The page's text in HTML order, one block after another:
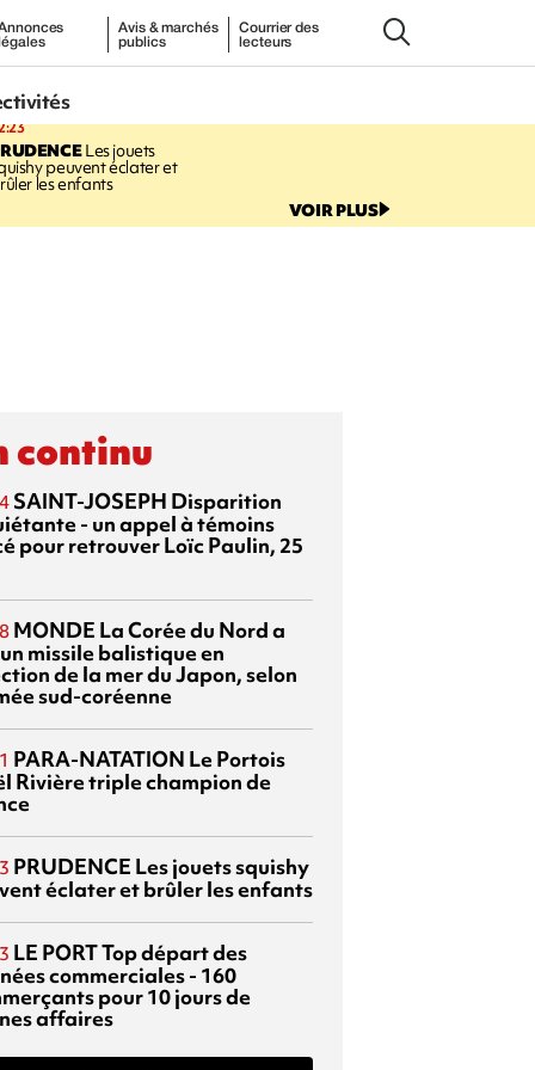
légales
Avis & marchés
publics
Courrier des
lecteurs
Les jouets
peuvent éclater et
les enfants
VOIR PLUS
continu
SAINT-JOSEPH Disparition
- un appel à témoins
pour retrouver Loïc Paulin, 25
MONDE La Corée du Nord a
missile balistique en
de la mer du Japon, selon
sud-coréenne
PARA-NATATION Le Portois
Rivière triple champion de
PRUDENCE Les jouets squishy
éclater et brûler les enfants
LE PORTTop départ des
commerciales - 160
pour 10 jours de
affaires